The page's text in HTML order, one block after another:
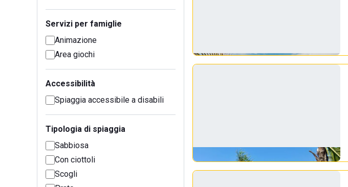
Servizi per famiglie
Animazione
Area giochi
Accessibilità
Spiaggia accessibile a disabili
Tipologia di spiaggia
Sabbiosa
Con ciottoli
Scogli